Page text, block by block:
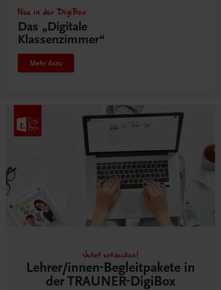
Neu in der DigiBox
Das „Digitale
Klassenzimmer“
Mehr dazu
Jetzt entdecken!
Lehrer/innen-Begleitpakete in
der TRAUNER-DigiBox